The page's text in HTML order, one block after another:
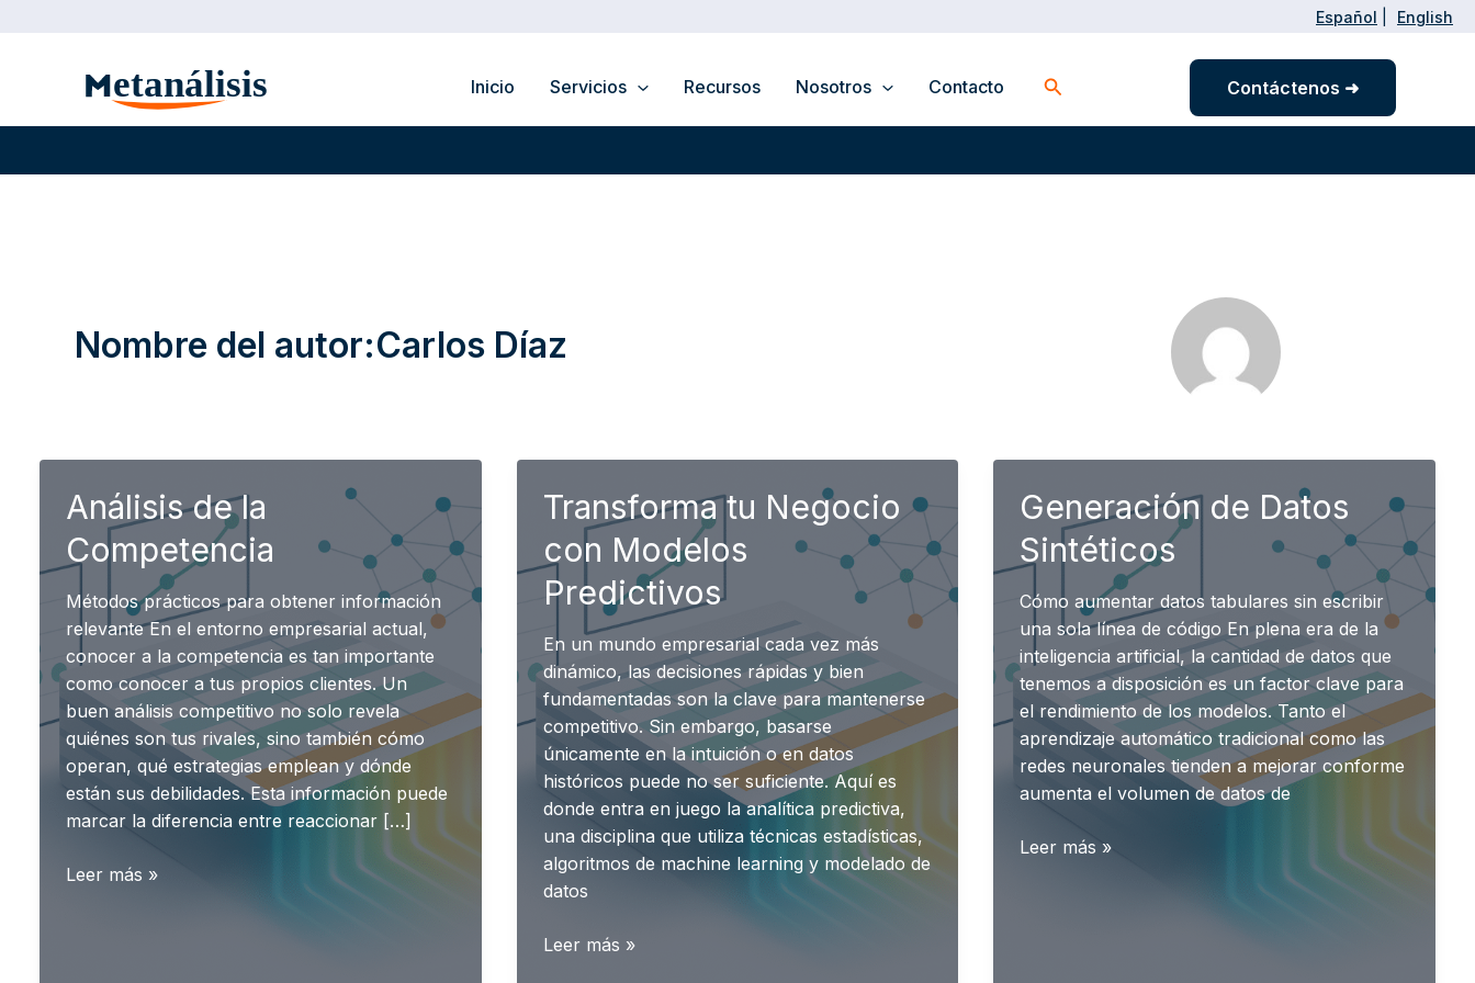
Español English
Inicio Servicios Recursos Nosotros Contacto Buscar Contáctenos ➜
Nombre del autor:Carlos Díaz
Análisis de la
Competencia
Métodos prácticos para obtener información
relevante En el entorno empresarial actual,
conocer a la competencia es tan importante
como conocer a tus propios clientes. Un
buen análisis competitivo no solo revela
quiénes son tus rivales, sino también cómo
operan, qué estrategias emplean y dónde
están sus debilidades. Esta información puede
marcar la diferencia entre reaccionar […]
Análisis
Leer más »
Transforma tu Negocio
con Modelos
Predictivos
En un mundo empresarial cada vez más
dinámico, las decisiones rápidas y bien
fundamentadas son la clave para mantenerse
competitivo. Sin embargo, basarse
únicamente en la intuición o en datos
históricos puede no ser suficiente. Aquí es
donde entra en juego la analítica predictiva,
una disciplina que utiliza técnicas estadísticas,
algoritmos de machine learning y modelado de
datos
Transforma
Leer más »
Generación de Datos
Sintéticos
Cómo aumentar datos tabulares sin escribir
una sola línea de código En plena era de la
inteligencia artificial, la cantidad de datos que
tenemos a disposición es un factor clave para
el rendimiento de los modelos. Tanto el
aprendizaje automático tradicional como las
redes neuronales tienden a mejorar conforme
aumenta el volumen de datos de
Generación
Leer más »